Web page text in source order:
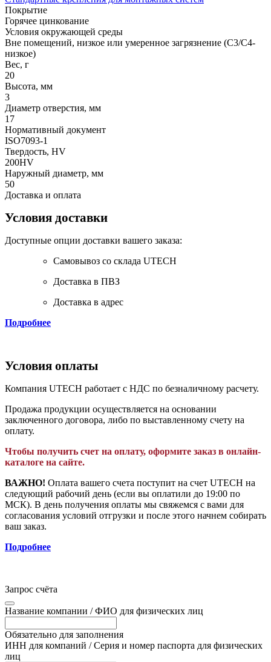
Покрытие
Горячее цинкование
Условия окружающей среды
Вне помещений, низкое или умеренное загрязнение (С3/С4-
низкое)
Вес, г
20
Высота, мм
3
Диаметр отверстия, мм
17
Нормативный документ
ISO7093-1
Твердость, HV
200HV
Наружный диаметр, мм
50
Доставка и оплата
Условия доставки
Доступные опции доставки вашего заказа:
Самовывоз со склада UTECH
Доставка в ПВЗ
Доставка в адрес
Подробнее
Условия оплаты
Компания UTECH работает с НДС по безналичному расчету.
Продажа продукции осуществляется на основании
заключенного договора, либо по выставленному счету на
оплату.
Чтобы получить счет на оплату, оформите заказ в онлайн-
каталоге на сайте.
ВАЖНО! Оплата вашего счета поступит на счет UTECH на
следующий рабочий день (если вы оплатили до 19:00 по
МСК). В день получения оплаты мы свяжемся с вами для
согласования условий отгрузки и после этого начнем собирать
ваш заказ.
Подробнее
Запрос счёта
Название компании / ФИО для физических лиц
Обязательно для заполнения
ИНН для компаний / Серия и номер паспорта для физических
лиц